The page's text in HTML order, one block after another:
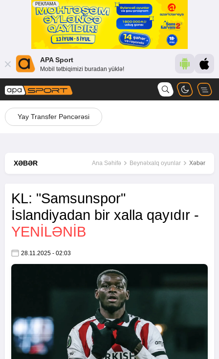
APA Sport
Mobil tətbiqimizi buradan yüklə!
Yay Transfer Pəncərəsi
XƏBƏR Ana Səhifə Beynəlxalq oyunlar Xəbər
KL: "Samsunspor"
İslandiyadan bir xalla qayıdır -
YENİLƏNİB
28.11.2025 - 02:03